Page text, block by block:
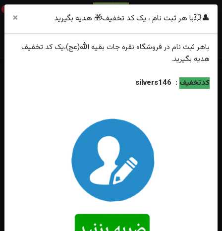
0
خانه فهرست محصولات
👤💥با هر ثبت نام ، یک کد تخفیف🎁 هدیه بگیرید ×
باهر ثبت نام در فروشگاه نقره جات بقیه الله(عج)،یک کد تخفیف
هدیه بگیرید.
کدتخفیف :
silvers146